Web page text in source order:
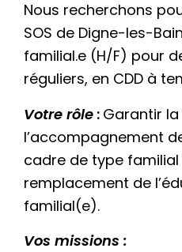
Nous recherchons
SOS de Digne-les-
familial.e (H/F) pour
réguliers, en CDD à
Votre rôle : Garantir
l’accompagnement
cadre de type
remplacement de
familial(e).
Vos missions :